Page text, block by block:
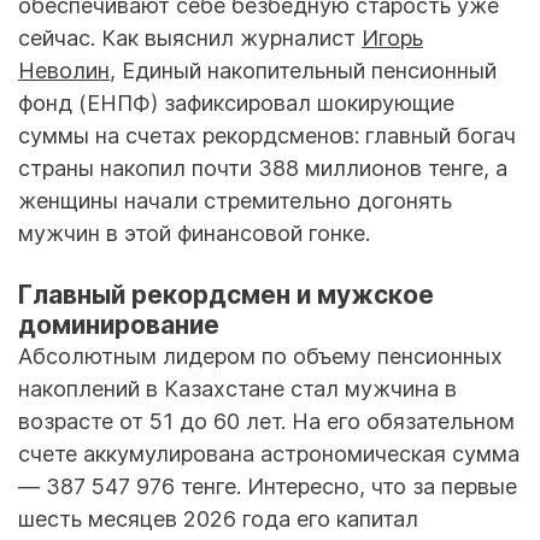
сейчас. Как выяснил журналист Игорь
Неволин, Единый накопительный пенсионный
фонд (ЕНПФ) зафиксировал шокирующие
суммы на счетах рекордсменов: главный богач
страны накопил почти 388 миллионов тенге, а
женщины начали стремительно догонять
мужчин в этой финансовой гонке.
Главный рекордсмен и мужское
доминирование
Абсолютным лидером по объему пенсионных
накоплений в Казахстане стал мужчина в
возрасте от 51 до 60 лет. На его обязательном
счете аккумулирована астрономическая сумма
— 387 547 976 тенге. Интересно, что за первые
шесть месяцев 2026 года его капитал